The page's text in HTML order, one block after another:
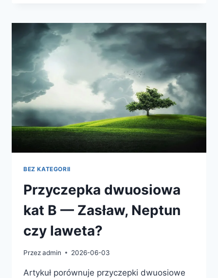
I
GR
SPORT
SALONIE
SERWISIE
BEZ KATEGORII
Przyczepka dwuosiowa
kat B — Zasław, Neptun
czy laweta?
Przezadmin 2026-06-03
Artykuł porównuje przyczepki dwuosiowe